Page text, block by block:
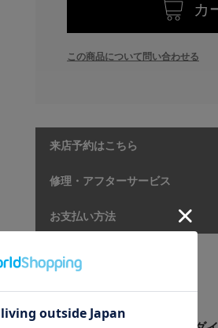
カ
この商品について問い合わせる
来店予約はこちら
修理・アフターサービス
お支払い方法
【商品情報】